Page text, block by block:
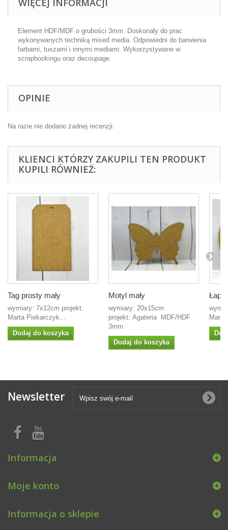
WIĘCEJ INFORMACJI
Element HDF/MDF o grubości 3mm. Doskonały do prac
wykonywanych techniką mixed media. Odpowiedni do barwienia
farbami, tuszami i innymi mediami. Wykorzystywane w
scrapbookingu oraz decoupage.
OPINIE
Na razie nie dodano żadnej recenzji.
KLIENCI KTÓRZY ZAKUPILI TEN PRODUKT
KUPILI RÓWNIEŻ:
Tag prosty mały
wymiary: 7x12cm projekt:
Marta Piekarczyk...
Dodaj do koszyka
Motyl mały
wymiary: 20x15cm
projekt: Agateria MDF/HDF
3mm
Dodaj do koszyka
Newsletter
Informacja
Moje konto
Informacja o sklepie